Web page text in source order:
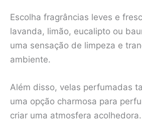
Escolha fragrâncias leves e
lavanda, limão, eucalipto ou
uma sensação de limpeza e
ambiente.
Além disso, velas perfumadas
uma opção charmosa para
criar uma atmosfera acolhedora.